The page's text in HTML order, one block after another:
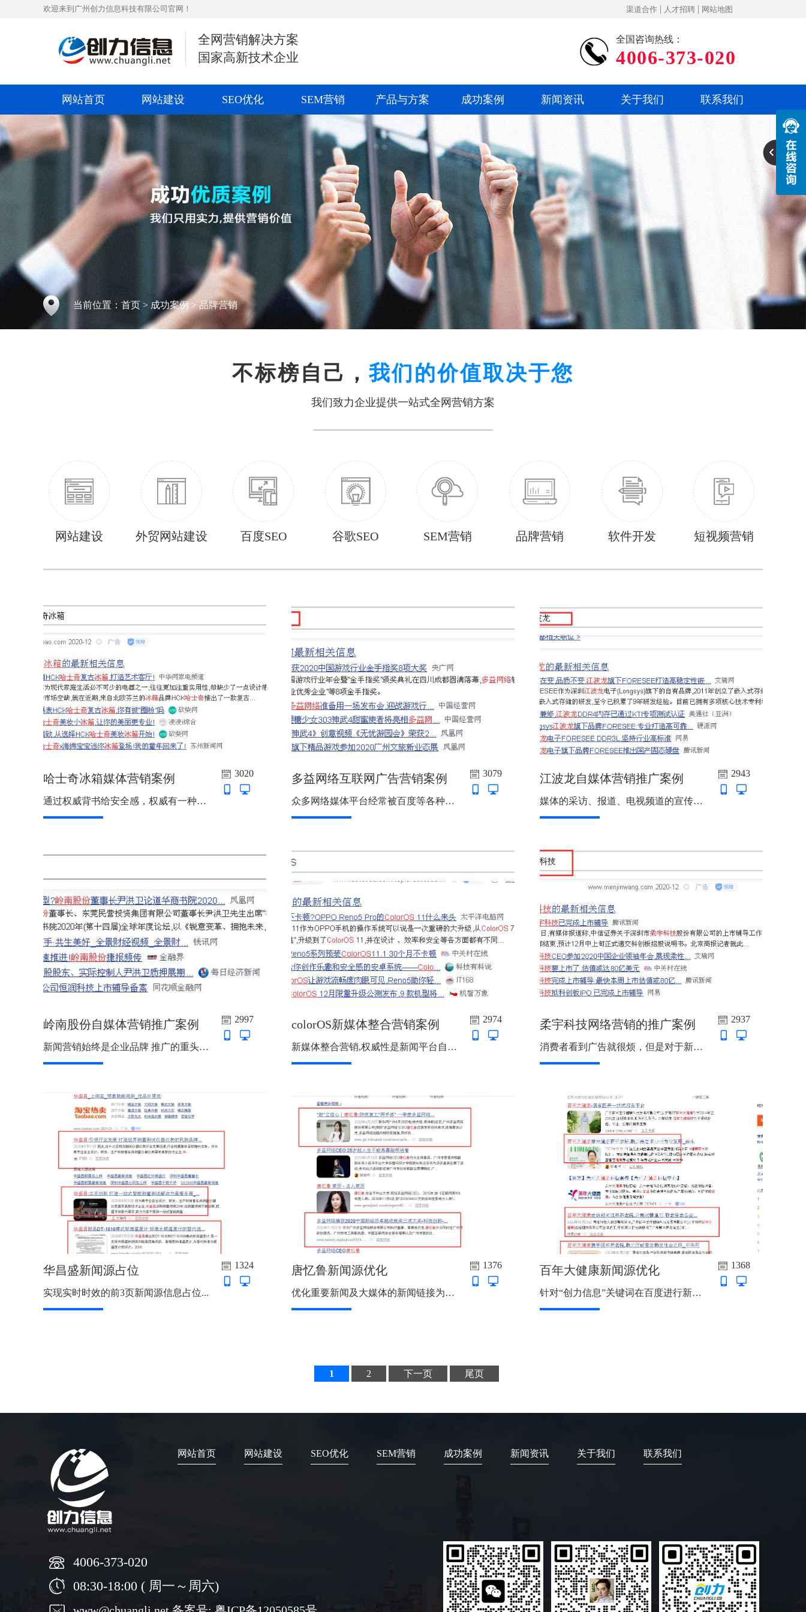
欢迎来到广州创力信息科技有限公司官网！ 渠道合作 | 人才招聘 | 网站地图
全网营销解决方案
国家高新技术企业
全国咨询热线：
4006-373-020
网站首页 网站建设 SEO优化 SEM营销 产品与方案 成功案例 新闻资讯 关于我们 联系我们
当前位置： 首页 > 成功案例>品牌营销
不标榜自己， 我们的价值取决于您
我们致力企业提供一站式全网营销方案
网站建设 外贸网站建设 百度SEO 谷歌SEO SEM营销 品牌营销 软件开发 短视频营销
哈士奇冰箱媒体营销案例
通过权威背书给安全感，权威有一种天然的让人自愿服从的能力，常见的有权威专家、权威媒体、权威机构、权威典籍四类。 其中权威媒体背书是利用权威媒体在人们心目中的优势地位和势能，证明自己的品牌是有实力，值得信赖的。...
3020 多益网络互联网广告营销案例
众多网络媒体平台经常被百度等各种搜索平台蜘蛛抓取并排名搜索平台，以此达到权威背书的最大化，互联网广告营销始终是企业品牌推广的重头戏。...
3079 江波龙自媒体营销推广案例
媒体的采访、报道、电视频道的宣传等在各行业的品牌推动中一直起着比较大载体作用。...
2943
岭南股份自媒体营销推广案例
新闻营销始终是企业品牌 推广的重头戏，新闻营销为什么这么受企业青睐呢？因可以用多角度多方面的来表达企业文化和内涵，深入解读产品或传播 品牌，从而影响消费者购买决策，从消费者成交环节截取更多的客户，在市场竞争中获得有利地位。...
2997 colorOS新媒体整合营销案例
新媒体整合营销,权威性是新闻平台自身的特点，通过新闻的方式为企业进行宣传，借助媒体的这一特性可以帮助企业增加产品的说服力...
2974 柔宇科技网络营销的推广案例
消费者看到广告就很烦，但是对于新闻信息是有渴求的心理的。所以用新闻的形式为企业进行包装宣传， 消 费者不但不会感到反感，反而会主动的接受这些信息。...
2937
华昌盛新闻源占位
实现实时时效的前3页新闻源信息占位...
1324 唐忆鲁新闻源优化
优化重要新闻及大媒体的新闻链接为主。...
1376 百年大健康新闻源优化
针对“创力信息”关键词在百度进行新闻源占位，以发布的收录新闻源为主。...
1368
1 2 下一页 尾页
网站首页 网站建设 SEO优化 SEM营销 成功案例 新闻资讯 关于我们 联系我们
4006-373-020
08:30-18:00 ( 周一～周六)